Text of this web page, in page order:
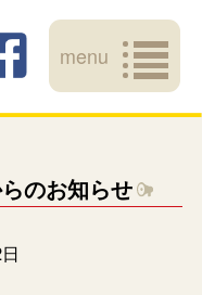
menu
のお知らせ